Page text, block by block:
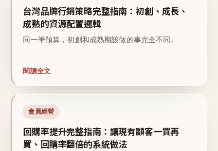
台灣品牌行銷策略完整指南：初創、成長、
成熟的資源配置邏輯
同一筆預算，初創和成熟期該做的事完全不同。
閱讀全文
會員經營
回購率提升完整指南：讓現有顧客一買再
買、回購率翻倍的系統做法